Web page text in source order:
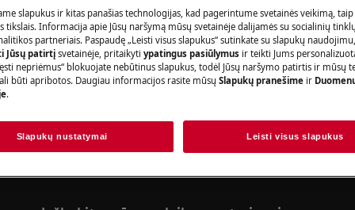
Mokėjimas ir
slapukus ir kitas panašias technologijas, kad pagerintume svetainės veikimą,
tikslais. Informacija apie Jūsų naršymą mūsų svetainėje dalijamės su socialinių
partneriais. Paspaudę „Leisti visus slapukus“ sutinkate su slapukų
Jūsų patirtįsvetainėje, pritaikyti ypatingus pasiūlymus ir teikti Jums
nepriėmus“ blokuojate nebūtinus slapukus, todėl Jūsų naršymo patirtis ir mūsų
būti apribotos. Daugiau informacijos rasite mūsų Slapukų pranešime ir
.
Slapukų nustatymai Leisti visus slapukus